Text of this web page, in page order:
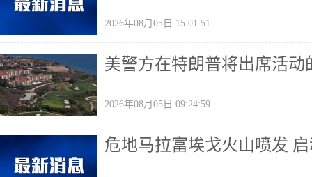
2026年08月05日 15:01:51
美警方在特朗普将出席活
2026年08月05日 09:24:59
危地马拉富埃戈火山喷发